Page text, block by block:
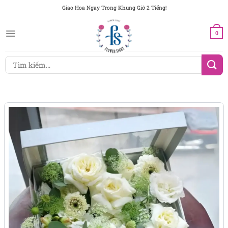
dung
Giao Hoa Ngay Trong Khung Giờ 2 Tiếng!
0
Tìm
kiếm: